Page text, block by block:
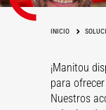
INICIO
¡Manitou
para
Nuestros